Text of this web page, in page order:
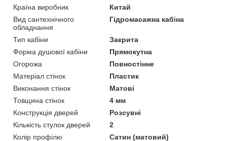
Країна виробник
Китай
Вид сантехнічного
обладнання
Гідромасажна кабіна
Тип кабіни
Закрита
Форма душової кабіни
Прямокутна
Огорожа
Повностінне
Матеріал стінок
Пластик
Виконання стінок
Матові
Товщина стінок
4 мм
Конструкція дверей
Розсувні
Кількість стулок дверей
2
Колір профілю
Сатин (матовий)